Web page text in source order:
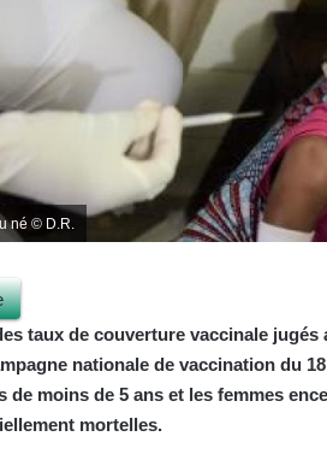
né © D.R.
taux de couverture vaccinale
nationale de vaccination du
de moins de 5 ans et les femmes
mortelles.